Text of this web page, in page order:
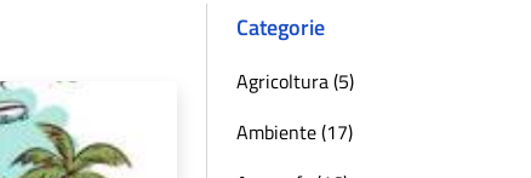
Categorie
Agricoltura (5)
Ambiente (17)